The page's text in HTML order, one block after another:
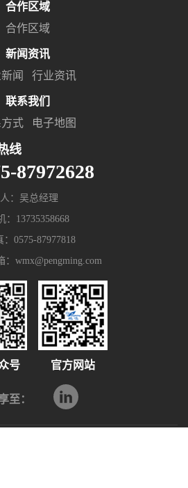
合作区域
合作区域
新闻资讯
闻
行业资讯
联系我们
式
电子地图
线
87972628
：吴总经理
：13735358668
：0575-87977818
：wmx@pengming.com
号 官方网站
至：